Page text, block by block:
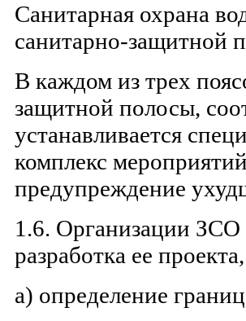
Санитарная охрана
санитарно-защитной
В каждом из трех
защитной полосы,
устанавливается
комплекс
предупреждение
1.6. Организации ЗСО
разработка ее
а) определение